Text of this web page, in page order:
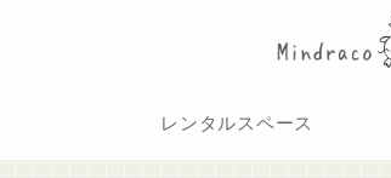
レンタルスペース